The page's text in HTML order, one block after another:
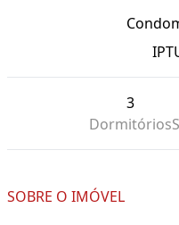
3
Dormitórios
SOBRE O IMÓVEL